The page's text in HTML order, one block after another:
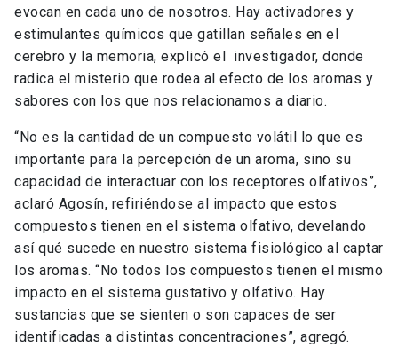
evocan en cada uno de nosotros. Hay activadores y
estimulantes químicos que gatillan señales en el
cerebro y la memoria, explicó el investigador, donde
radica el misterio que rodea al efecto de los aromas y
sabores con los que nos relacionamos a diario.
“No es la cantidad de un compuesto volátil lo que es
importante para la percepción de un aroma, sino su
capacidad de interactuar con los receptores olfativos”,
aclaró Agosín, refiriéndose al impacto que estos
compuestos tienen en el sistema olfativo, develando
así qué sucede en nuestro sistema fisiológico al captar
los aromas. “No todos los compuestos tienen el mismo
impacto en el sistema gustativo y olfativo. Hay
sustancias que se sienten o son capaces de ser
identificadas a distintas concentraciones”, agregó.